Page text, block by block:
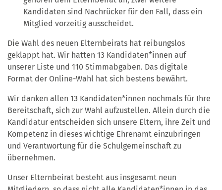
Kandidaten sind Nachrücker für den Fall, dass ein
Mitglied vorzeitig ausscheidet.
Die Wahl des neuen Elternbeirats hat reibungslos
geklappt hat. Wir hatten 13 Kandidaten*innen auf
unserer Liste und 110 Stimmabgaben. Das digitale
Format der Online-Wahl hat sich bestens bewährt.
Wir danken allen 13 Kandidaten*innen nochmals für Ihre
Bereitschaft, sich zur Wahl aufzustellen. Allein durch die
Kandidatur entscheiden sich unsere Eltern, ihre Zeit und
Kompetenz in dieses wichtige Ehrenamt einzubringen
und Verantwortung für die Schulgemeinschaft zu
übernehmen.
Unser Elternbeirat besteht aus insgesamt neun